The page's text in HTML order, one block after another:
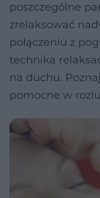
poszczególne
zrelaksować
połączeniu z
technika
na duchu.
pomocne w